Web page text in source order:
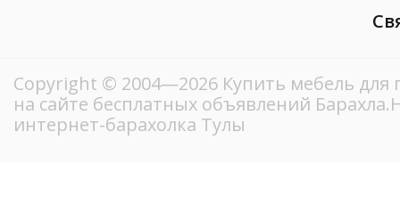
Copyright © 2004—2026 Купить мебель для
на сайте бесплатных объявлений
интернет-барахолка Тулы